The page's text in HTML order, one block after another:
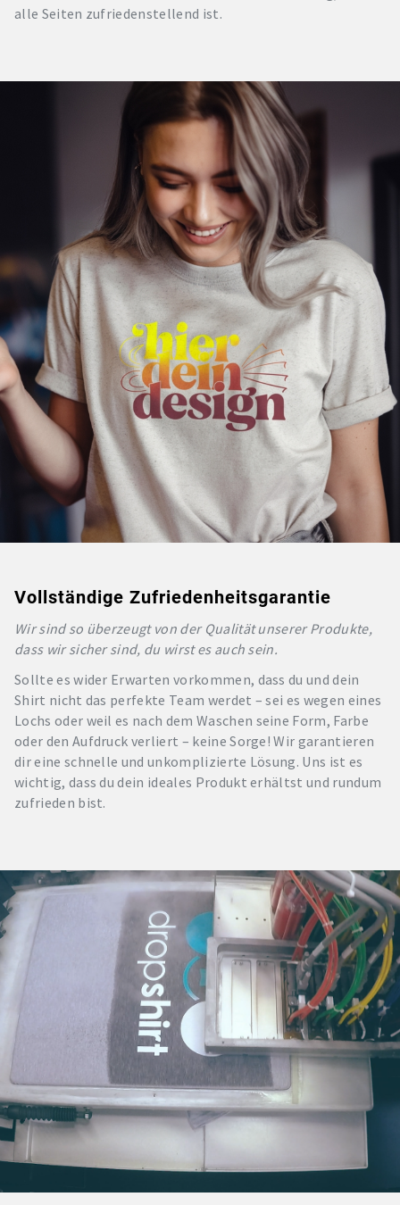
alle Seiten zufriedenstellend ist.
Vollständige Zufriedenheitsgarantie
Wir sind so überzeugt von der Qualität unserer Produkte,
dass wir sicher sind, du wirst es auch sein.
Sollte es wider Erwarten vorkommen, dass du und dein
Shirt nicht das perfekte Team werdet – sei es wegen eines
Lochs oder weil es nach dem Waschen seine Form, Farbe
oder den Aufdruck verliert – keine Sorge! Wir garantieren
dir eine schnelle und unkomplizierte Lösung. Uns ist es
wichtig, dass du dein ideales Produkt erhältst und rundum
zufrieden bist.